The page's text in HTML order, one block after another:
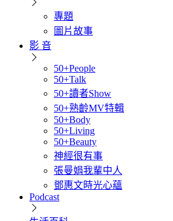
專題
圖片故事
影 音
50+People
50+Talk
50+讀者Show
50+熟齡MV特輯
50+Body
50+Living
50+Beauty
神經很有事
張曼娟我輩中人
鄧惠文時光心蘊
Podcast